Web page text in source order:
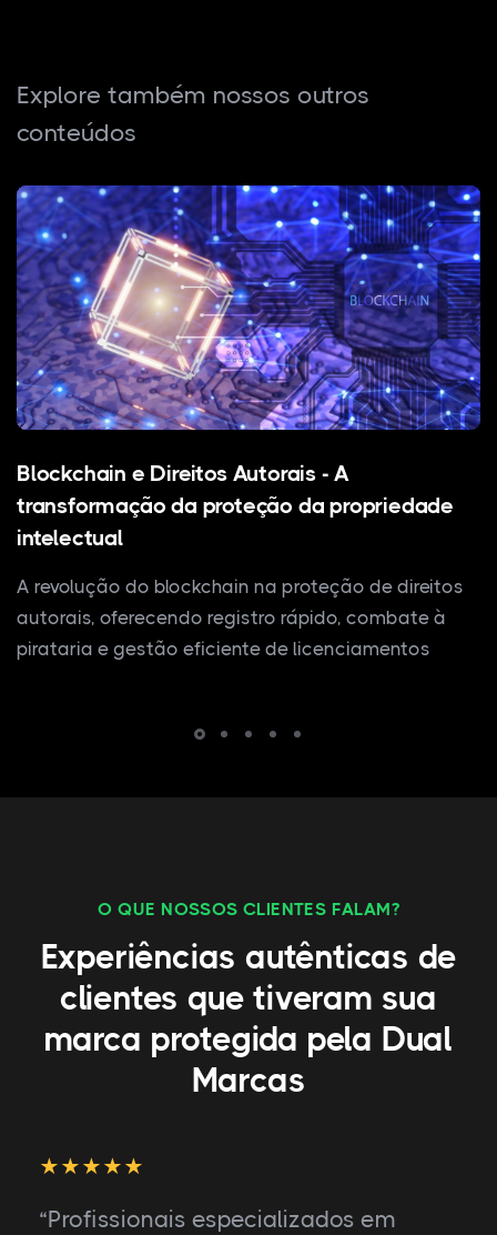
Explore também nossos outros
conteúdos
Blockchain e Direitos Autorais - A
transformação da proteção da propriedade
intelectual
A revolução do blockchain na proteção de direitos
autorais, oferecendo registro rápido, combate à
pirataria e gestão eficiente de licenciamentos
O QUE NOSSOS CLIENTES FALAM?
Experiências autênticas de
clientes que tiveram sua
marca protegida pela Dual
Marcas
“Profissionais especializados em